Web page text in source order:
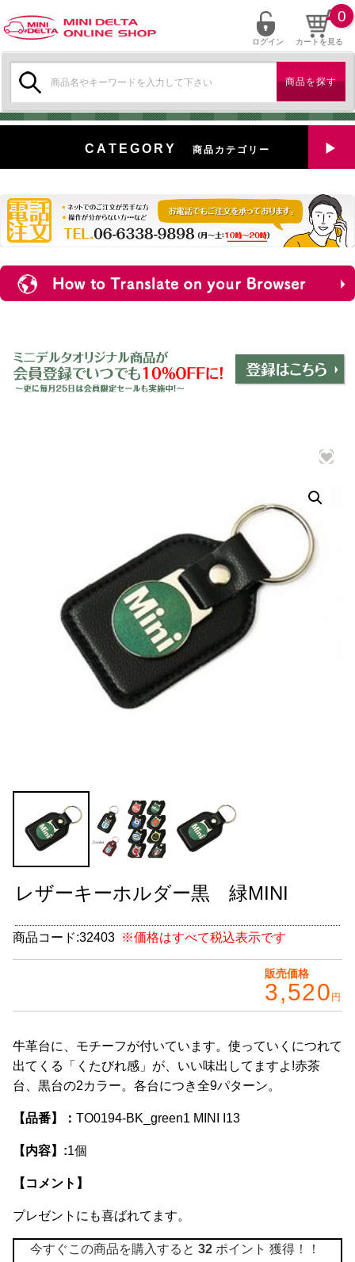
ログイン カートを見る
0
索:
CATEGORY 商品カテゴリー
特選中古車
対象商品
新入荷
ミニデルタオリジナルパーツ
サスペンション・ブレーキ
タイヤ・ホイール
レーシングパーツ
メンテナンス・工具ツール
チームマルヤマ
デルタ秘蔵のレーシングコレクション
パーツ種別から選ぶ
レアパーツ/在庫限り
便利アイテム
BMW MINI
全商品
レザーキーホルダー黒 緑MINI
商品コード:32403 ※価格はすべて税込表示です
販売価格
3,520 円
牛革台に、モチーフが付いています。使っていくにつれて
出てくる「くたびれ感」が、いい味出してますよ!赤茶
台、黒台の2カラー。各台につき全9パターン。
【品番】： TO0194-BK_green1 MINI I13
【内容】:1個
【コメント】
プレゼントにも喜ばれてます。
今すぐこの商品を購入すると 32 ポイント 獲得！！